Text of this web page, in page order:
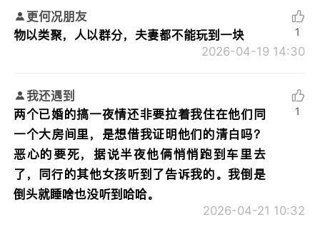
更何况朋友
物以类聚，人以群分，夫妻都不能玩到一块
2026-04-19 14:30
1
我还遇到
两个已婚的搞一夜情还非要拉着我住在他们同
一个大房间里，是想借我证明他们的清白吗？
恶心的要死，据说半夜他俩悄悄跑到车里去
了，同行的其他女孩听到了告诉我的。我倒是
倒头就睡啥也没听到哈哈。
2026-04-21 10:32
1